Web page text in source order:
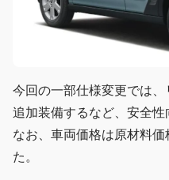
今回の一部仕様変更では
追加装備するなど、安全性
なお、車両価格は原材料
た。